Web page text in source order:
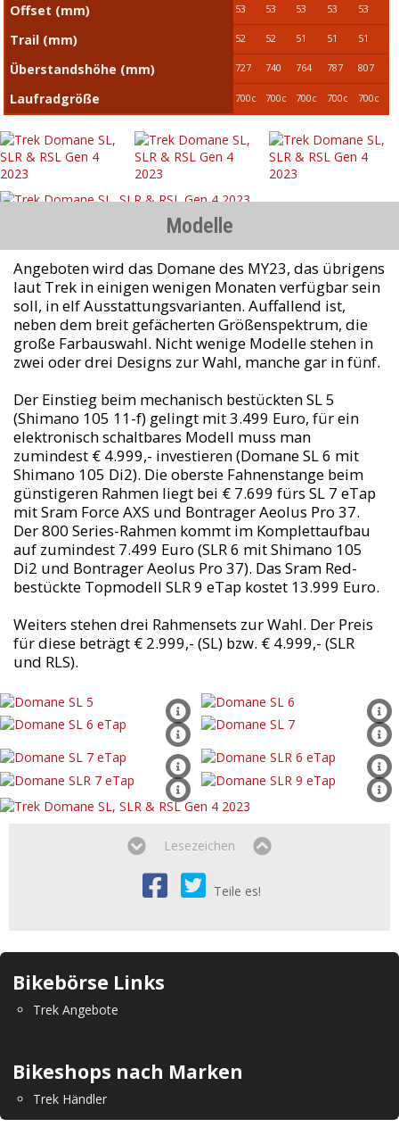
Offset (mm) 53 53 53 53 53
Trail (mm) 52 52 51 51 51
Überstandshöhe (mm) 727 740 764 787 807
Laufradgröße 700c 700c 700c 700c 700c
Modelle
Angeboten wird das Domane des MY23, das übrigens
laut Trek in einigen wenigen Monaten verfügbar sein
soll, in elf Ausstattungsvarianten. Auffallend ist,
neben dem breit gefächerten Größenspektrum, die
große Farbauswahl. Nicht wenige Modelle stehen in
zwei oder drei Designs zur Wahl, manche gar in fünf.
Der Einstieg beim mechanisch bestückten SL 5
(Shimano 105 11-f) gelingt mit 3.499 Euro, für ein
elektronisch schaltbares Modell muss man
zumindest € 4.999,- investieren (Domane SL 6 mit
Shimano 105 Di2). Die oberste Fahnenstange beim
günstigeren Rahmen liegt bei € 7.699 fürs SL 7 eTap
mit Sram Force AXS und Bontrager Aeolus Pro 37.
Der 800 Series-Rahmen kommt im Komplettaufbau
auf zumindest 7.499 Euro (SLR 6 mit Shimano 105
Di2 und Bontrager Aeolus Pro 37). Das Sram Red-
bestückte Topmodell SLR 9 eTap kostet 13.999 Euro.
Weiters stehen drei Rahmensets zur Wahl. Der Preis
für diese beträgt € 2.999,- (SL) bzw. € 4.999,- (SLR
und RLS).
Lesezeichen
Teile es!
Bikebörse Links
Trek Angebote
Bikeshops nach Marken
Trek Händler